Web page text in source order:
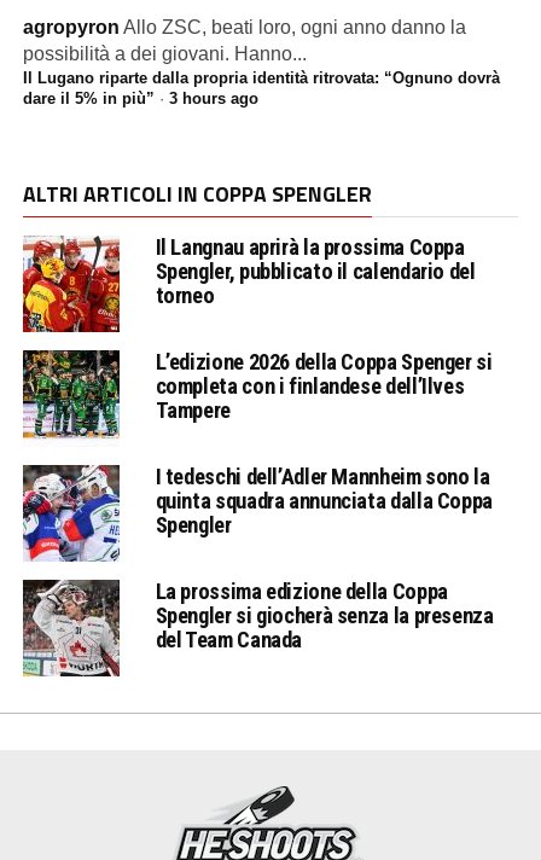
agropyron Allo ZSC, beati loro, ogni anno danno la
possibilità a dei giovani. Hanno...
Il Lugano riparte dalla propria identità ritrovata: “Ognuno dovrà
dare il 5% in più” · 3 hours ago
ALTRI ARTICOLI IN COPPA SPENGLER
Il Langnau aprirà la prossima Coppa
Spengler, pubblicato il calendario del
torneo
L’edizione 2026 della Coppa Spenger si
completa con i finlandese dell’Ilves
Tampere
I tedeschi dell’Adler Mannheim sono la
quinta squadra annunciata dalla Coppa
Spengler
La prossima edizione della Coppa
Spengler si giocherà senza la presenza
del Team Canada